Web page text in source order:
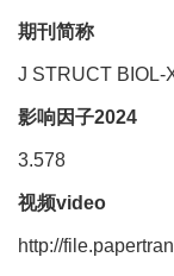
期刊简称
J STRUCT BIOL-
影响因子2024
3.578
视频video
http://